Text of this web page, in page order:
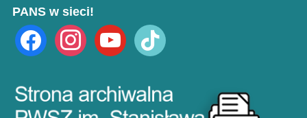
PANS w sieci!
facebook instagramyoutube tiktok